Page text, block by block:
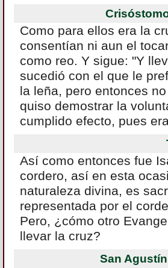
Como para ellos era la
consentían ni aun el
como reo. Y sigue: "Y
sucedió con el que le
la leña, pero entonces
quiso demostrar la
cumplido efecto, pues
Así como entonces fue
cordero, así en esta
naturaleza divina, es
representada por el
Pero, ¿cómo otro
llevar la cruz?
San